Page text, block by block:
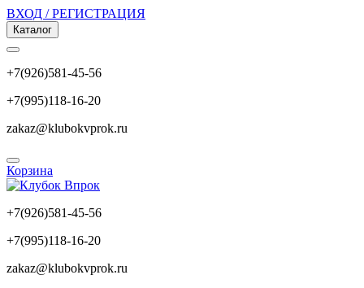
ВХОД / РЕГИСТРАЦИЯ
Каталог
+7(926)581-45-56
+7(995)118-16-20
zakaz@klubokvprok.ru
Корзина
+7(926)581-45-56
+7(995)118-16-20
zakaz@klubokvprok.ru